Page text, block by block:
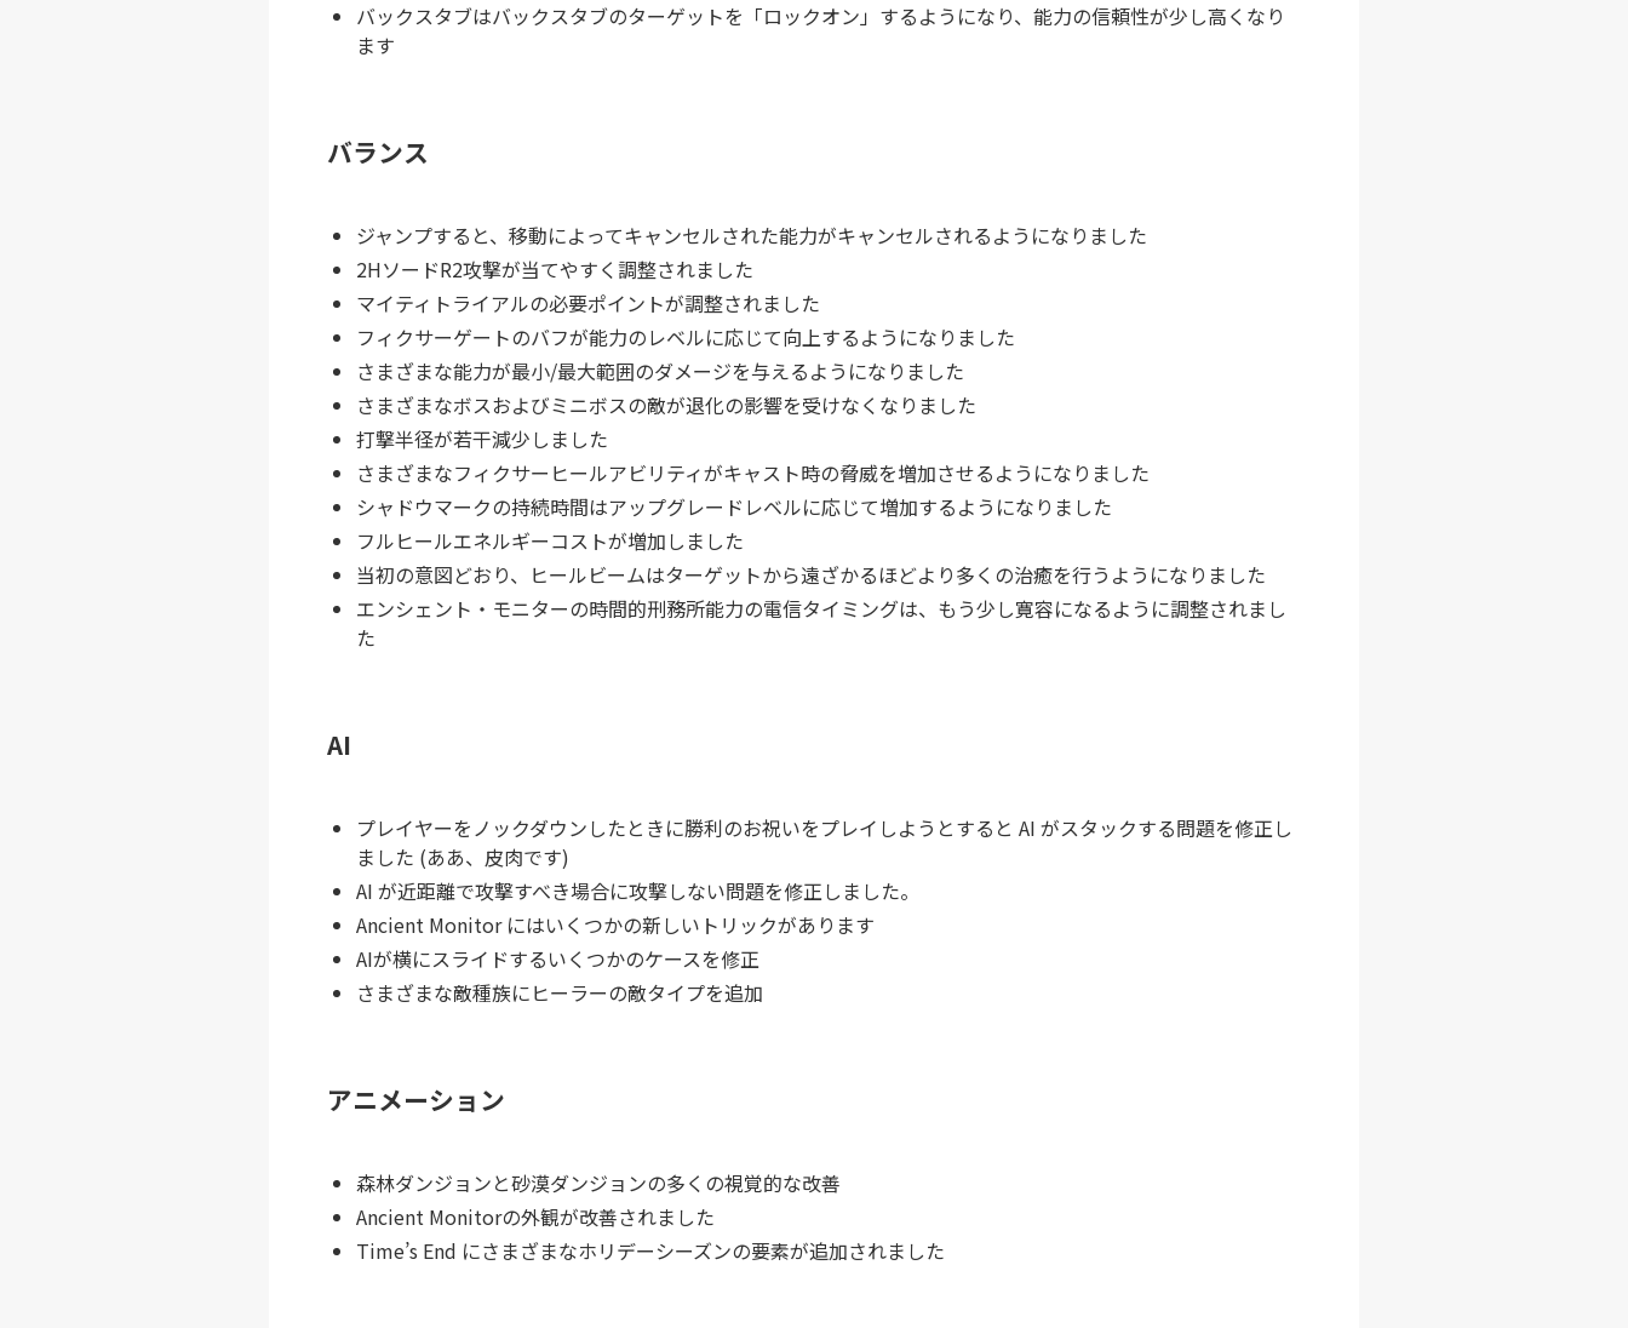
バックスタブはバックスタブのターゲットを「ロックオン」するようになり、能力の信頼性が少し高くなり
ます
バランス
ジャンプすると、移動によってキャンセルされた能力がキャンセルされるようになりました
2HソードR2攻撃が当てやすく調整されました
マイティトライアルの必要ポイントが調整されました
フィクサーゲートのバフが能力のレベルに応じて向上するようになりました
さまざまな能力が最小/最大範囲のダメージを与えるようになりました
さまざまなボスおよびミニボスの敵が退化の影響を受けなくなりました
打撃半径が若干減少しました
さまざまなフィクサーヒールアビリティがキャスト時の脅威を増加させるようになりました
シャドウマークの持続時間はアップグレードレベルに応じて増加するようになりました
フルヒールエネルギーコストが増加しました
当初の意図どおり、ヒールビームはターゲットから遠ざかるほどより多くの治癒を行うようになりました
エンシェント・モニターの時間的刑務所能力の電信タイミングは、もう少し寛容になるように調整されまし
た
AI
プレイヤーをノックダウンしたときに勝利のお祝いをプレイしようとすると AI がスタックする問題を修正し
ました (ああ、皮肉です)
AI が近距離で攻撃すべき場合に攻撃しない問題を修正しました。
Ancient Monitor にはいくつかの新しいトリックがあります
AIが横にスライドするいくつかのケースを修正
さまざまな敵種族にヒーラーの敵タイプを追加
アニメーション
森林ダンジョンと砂漠ダンジョンの多くの視覚的な改善
Ancient Monitorの外観が改善されました
Time’s End にさまざまなホリデーシーズンの要素が追加されました